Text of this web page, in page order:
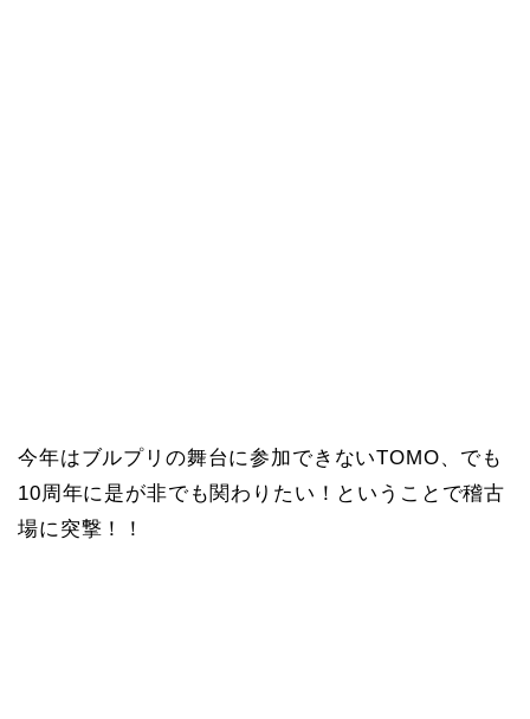
今年はブルプリの舞台に参加できないTOMO、でも
10周年に是が非でも関わりたい！ということで稽古
場に突撃！！